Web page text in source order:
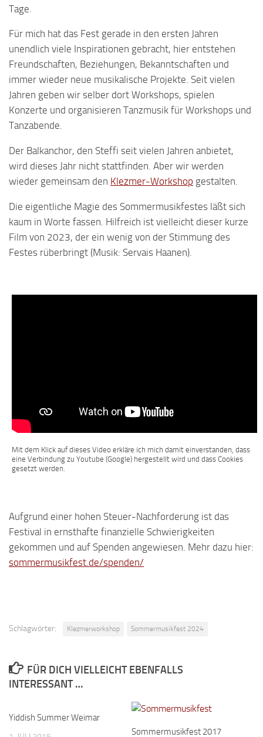
Tage.
Für mich hat das Fest gerade in den ersten Jahren
unendlich viele Inspirationen gebracht, hier entstehen
Freundschaften, Beziehungen, Bekanntschaften und
immer wieder neue musikalische Projekte. Seit vielen
Jahren geben wir selber dort Workshops, spielen
Konzerte und organisieren Tanzmusik für Workshops und
Tanzabende.
Der Balkanchor, den Steffi seit vielen Jahren anbietet,
wird dieses Jahr nicht stattfinden. Aber wir werden
wieder gemeinsam den Klezmer-Workshop gestalten.
Die eigentliche Magie des Sommermusikfestes läßt sich
kaum in Worte fassen. Hilfreich ist vielleicht dieser kurze
Film von 2023, der ein wenig von der Stimmung des
Festes rüberbringt (Musik: Servais Haanen).
Mit dem Klick auf dieses Video erkläre ich mich damit einverstanden, dass
eine Verbindung zu Youtube (Google) hergestellt wird und dass Cookies
gesetzt werden.
Aufgrund einer hohen Steuer-Nachforderung ist das
Festival in ernsthafte finanzielle Schwierigkeiten
gekommen und auf Spenden angewiesen. Mehr dazu hier:
sommermusikfest.de/spenden/
Schlagwörter: Klezmerworkshop Sommermusikfest 2024
FÜR DICH VIELLEICHT EBENFALLS
INTERESSANT …
Yiddish Summer Weimar
Sommermusikfest 2017